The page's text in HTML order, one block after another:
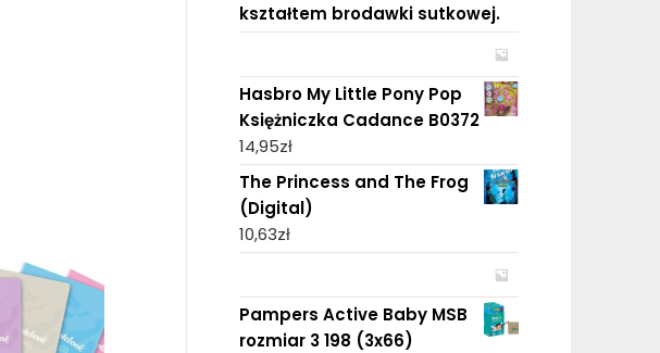
kształtem brodawki sutkowej.
Hasbro My Little Pony Pop
Księżniczka Cadance B0372
14,95zł
The Princess and The Frog
(Digital)
10,63zł
Pampers Active Baby MSB
rozmiar 3 198 (3x66)